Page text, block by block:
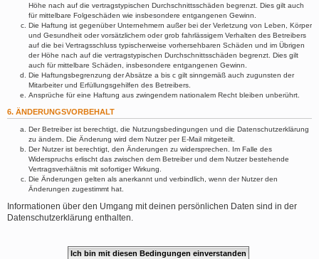
Höhe nach auf die vertragstypischen Durchschnittsschäden begrenzt. Dies gilt auch
für mittelbare Folgeschäden wie insbesondere entgangenen Gewinn.
Die Haftung ist gegenüber Unternehmern außer bei der Verletzung von Leben, Körper
und Gesundheit oder vorsätzlichem oder grob fahrlässigem Verhalten des Betreibers
auf die bei Vertragsschluss typischerweise vorhersehbaren Schäden und im Übrigen
der Höhe nach auf die vertragstypischen Durchschnittsschäden begrenzt. Dies gilt
auch für mittelbare Schäden, insbesondere entgangenen Gewinn.
Die Haftungsbegrenzung der Absätze a bis c gilt sinngemäß auch zugunsten der
Mitarbeiter und Erfüllungsgehilfen des Betreibers.
Ansprüche für eine Haftung aus zwingendem nationalem Recht bleiben unberührt.
6. ÄNDERUNGSVORBEHALT
Der Betreiber ist berechtigt, die Nutzungsbedingungen und die Datenschutzerklärung
zu ändern. Die Änderung wird dem Nutzer per E-Mail mitgeteilt.
Der Nutzer ist berechtigt, den Änderungen zu widersprechen. Im Falle des
Widerspruchs erlischt das zwischen dem Betreiber und dem Nutzer bestehende
Vertragsverhältnis mit sofortiger Wirkung.
Die Änderungen gelten als anerkannt und verbindlich, wenn der Nutzer den
Änderungen zugestimmt hat.
Informationen über den Umgang mit deinen persönlichen Daten sind in der
Datenschutzerklärung enthalten.